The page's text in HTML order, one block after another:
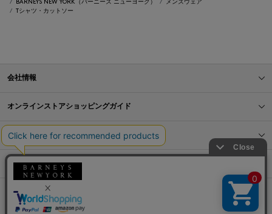
BARNEYS NEW YORK（バーニーズ ニューヨーク）
メンズウェア
Tシャツ・カットソー
会社情報
オンラインストアショッピングガイド
店舗情報
サービス